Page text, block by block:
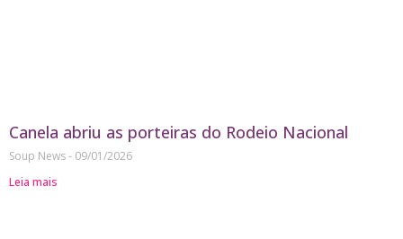
Canela abriu as porteiras do Rodeio Nacional
Soup News
09/01/2026
Leia mais